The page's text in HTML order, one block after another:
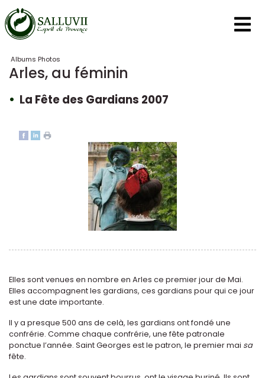
Panneau de gestion des cookies
Albums Photos
Arles, au féminin
La Fête des Gardians 2007
Elles sont venues en nombre en Arles ce premier jour de Mai.
Elles accompagnent les gardians, ces gardians pour qui ce jour
est une date importante.
Il y a presque 500 ans de celà, les gardians ont fondé une
confrérie. Comme chaque confrérie, une fête patronale
ponctue l’année. Saint Georges est le patron, le premier mai sa
fête.